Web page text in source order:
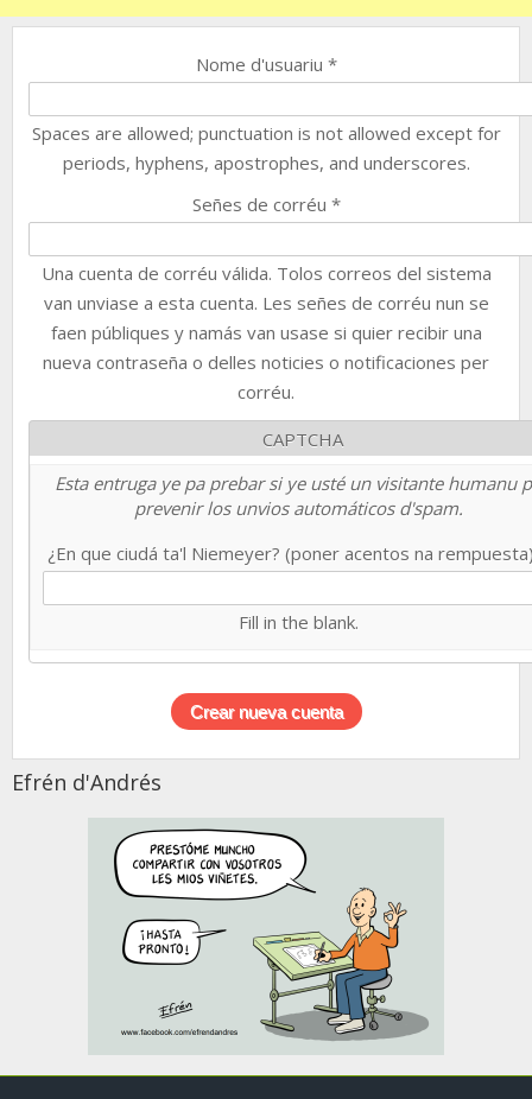
Nome d'usuariu *
Spaces are allowed; punctuation is not allowed except for
periods, hyphens, apostrophes, and underscores.
Señes de corréu *
Una cuenta de corréu válida. Tolos correos del sistema
van unviase a esta cuenta. Les señes de corréu nun se
faen públiques y namás van usase si quier recibir una
nueva contraseña o delles noticies o notificaciones per
corréu.
CAPTCHA
Esta entruga ye pa prebar si ye usté un visitante humanu
prevenir los unvios automáticos d'spam.
¿En que ciudá ta'l Niemeyer? (poner acentos na
Fill in the blank.
Efrén d'Andrés